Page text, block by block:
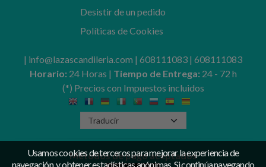
Desistir de un pedido
Políticas de Cookies
| info@lazascandileria.com | 608111083 | 608111083
Horario: 24 Horas | Tiempo de Entrega: 24 - 72 h
(*) Precios con Impuestos incluidos
Métodos de pago aceptados
Usamos cookies de terceros para mejorar la experiencia de
navegación, y obtener estadísticas anónimas. Si continúa navegando